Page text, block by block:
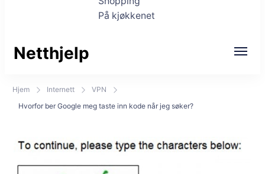
På kjøkkenet
Netthjelp
Hjem Internett
VPN
Hvorfor ber Google meg taste inn kode når jeg søker?